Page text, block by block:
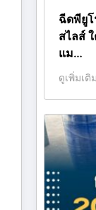
ฉีดพียู
สไลส์
แม…
ดูเพิ่มเติ